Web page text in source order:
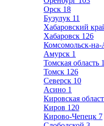
Орск 18
Бузулук 11
Хабаровский
Хабаровск 126
Комсомольск-
Амурск 1
Томская область
Томск 126
Северск 10
Асино 1
Кировская
Киров 120
Кирово-Чепецк 7